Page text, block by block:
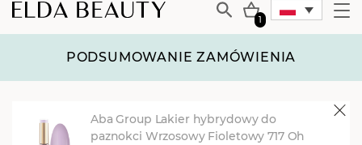
1
PODSUMOWANIE ZAMÓWIENIA
Aba Group Lakier hybrydowy do
paznokci Wrzosowy Fioletowy 717 Oh